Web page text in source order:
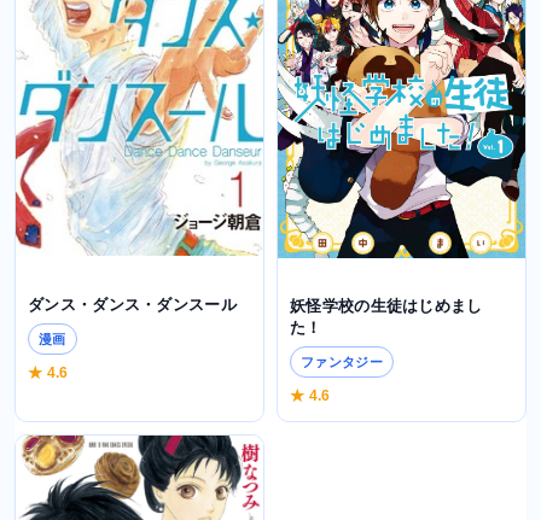
ダンス・ダンス・ダンスール
漫画
★ 4.6
妖怪学校の生徒はじめまし
た！
ファンタジー
★ 4.6